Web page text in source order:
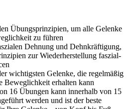
Übungsprinzipien, um alle Gelenke
zu führen
Dehnung und Dehnkräftigung,
zur Wiederherstellung faszial-
wichtigsten Gelenke, die regelmäßig
Beweglichkeit erhalten kann
16 Übungen kann innerhalb von 15
werden und ist der beste